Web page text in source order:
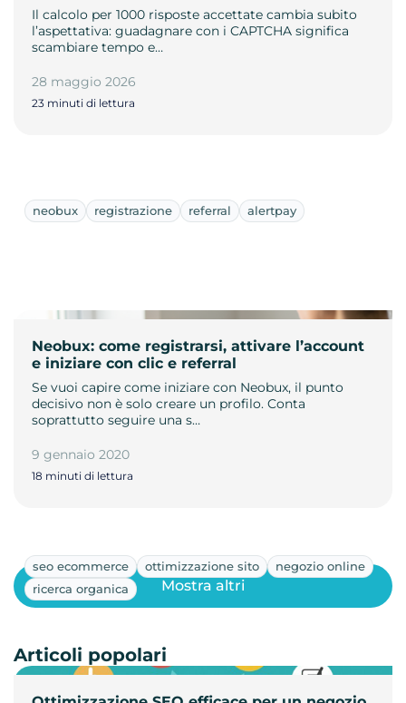
Il calcolo per 1000 risposte accettate cambia subito
l’aspettativa: guadagnare con i CAPTCHA significa
scambiare tempo e…
28 maggio 2026
23 minuti di lettura
neobux registrazione referral alertpay
Neobux: come registrarsi, attivare l’account
e iniziare con clic e referral
Se vuoi capire come iniziare con Neobux, il punto
decisivo non è solo creare un profilo. Conta
soprattutto seguire una s…
9 gennaio 2020
18 minuti di lettura
seo ecommerce ottimizzazione sito
negozio online
ricerca organica
Mostra altri
Articoli popolari